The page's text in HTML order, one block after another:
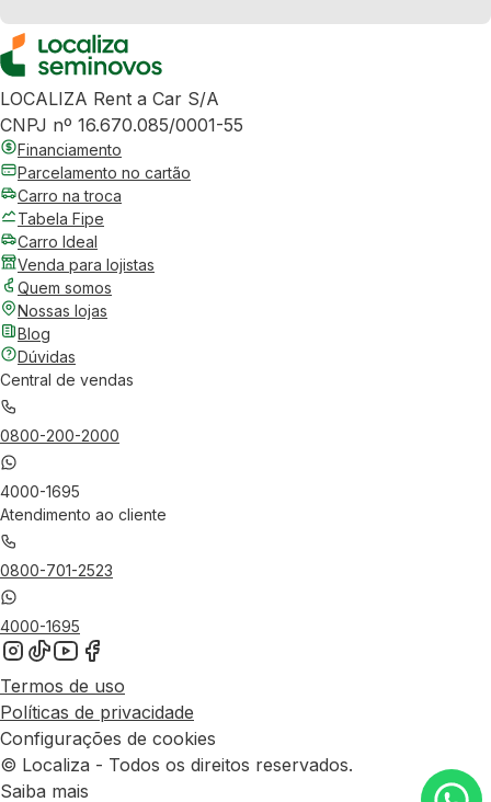
LOCALIZA Rent a Car S/A
CNPJ nº 16.670.085/0001-55
Financiamento
Parcelamento no cartão
Carro na troca
Tabela Fipe
Carro Ideal
Venda para lojistas
Quem somos
Nossas lojas
Blog
Dúvidas
Central de vendas
0800-200-2000
4000-1695
Atendimento ao cliente
0800-701-2523
4000-1695
Termos de uso
Políticas de privacidade
Configurações de cookies
© Localiza - Todos os direitos reservados.
Saiba mais